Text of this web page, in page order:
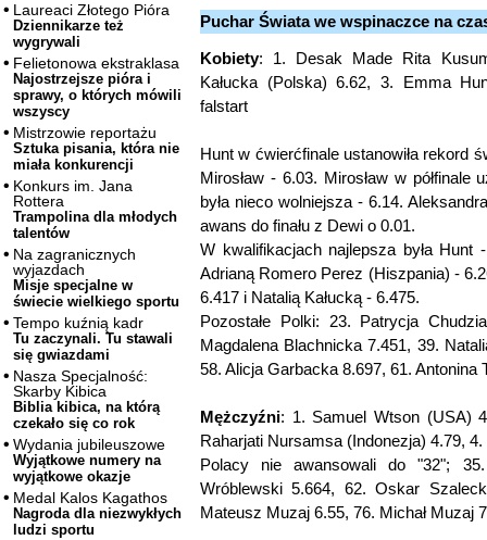
Laureaci Złotego Pióra
Dziennikarze też
wygrywali
Felietonowa ekstraklasa
Najostrzejsze pióra i
sprawy, o których mówili
wszyscy
Mistrzowie reportażu
Sztuka pisania, która nie
miała konkurencji
Konkurs im. Jana
Rottera
Trampolina dla młodych
talentów
Na zagranicznych
wyjazdach
Misje specjalne w
świecie wielkiego sportu
Tempo kuźnią kadr
Tu zaczynali. Tu stawali
się gwiazdami
Nasza Specjalność:
Skarby Kibica
Biblia kibica, na którą
czekało się co rok
Wydania jubileuszowe
Wyjątkowe numery na
wyjątkowe okazje
Medal Kalos Kagathos
Nagroda dla niezwykłych
ludzi sportu
Puchar Świata we wspinaczce na
Kobiety: 1. Desak Made Rita
Kałucka (Polska) 6.62, 3. Emma
falstart
Hunt w ćwierćfinale ustanowiła rekord
Mirosław - 6.03. Mirosław w
była nieco wolniejsza - 6.14.
awans do finału z Dewi o 0.01.
W kwalifikacjach najlepsza była Hunt
Adrianą Romero Perez (Hiszpania) -
6.417 i Natalią Kałucką - 6.475.
Pozostałe Polki: 23. Patrycja
Magdalena Blachnicka 7.451, 39.
58. Alicja Garbacka 8.697, 61. Antonina
Mężczyźni: 1. Samuel Wtson (USA)
Raharjati Nursamsa (Indonezja) 4.79,
Polacy nie awansowali do "32";
Wróblewski 5.664, 62. Oskar
Mateusz Muzaj 6.55, 76. Michał Muzaj